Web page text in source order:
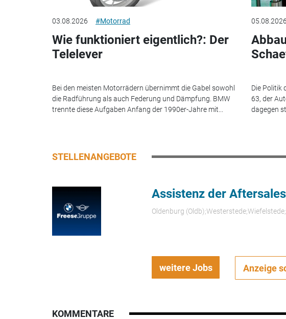
03.08.2026 #Motorrad
Wie funktioniert eigentlich?: Der
Telelever
Bei den meisten Motorrädern übernimmt die Gabel sowohl
die Radführung als auch Federung und Dämpfung. BMW
trennte diese Aufgaben Anfang der 1990er-Jahre mit...
05.08.2026
Die Politik
63, der
dagegen
STELLENANGEBOTE
Assistenz der
Oldenburg
weitere Jobs Anzeige
KOMMENTARE